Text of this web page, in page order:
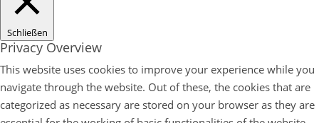
Schließen
Privacy Overview
This website uses cookies to improve your experience while you
navigate through the website. Out of these, the cookies that are
categorized as necessary are stored on your browser as they are